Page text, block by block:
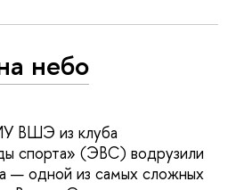
небо
ВШЭ из клуба
спорта» (ЭВС) водрузили
— одной из самых сложных